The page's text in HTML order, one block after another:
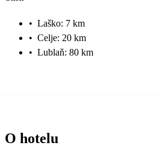
• Laško: 7 km
• Celje: 20 km
• Lublaň: 80 km
O hotelu